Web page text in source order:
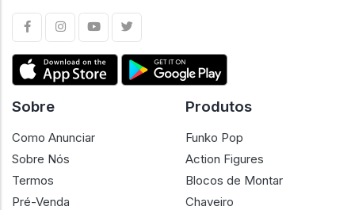
Sobre
Como Anunciar
Sobre Nós
Termos
Pré-Venda
Produtos
Funko Pop
Action Figures
Blocos de Montar
Chaveiro